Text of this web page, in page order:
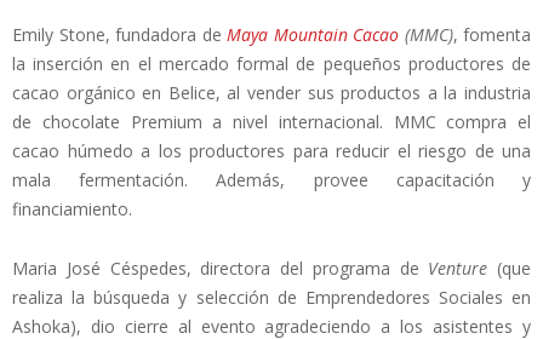
Emily Stone, fundadora de Maya Mountain Cacao (MMC), fomenta
la inserción en el mercado formal de pequeños productores de
cacao orgánico en Belice, al vender sus productos a la industria
de chocolate Premium a nivel internacional. MMC compra el
cacao húmedo a los productores para reducir el riesgo de una
mala fermentación. Además, provee capacitación y
financiamiento.
Maria José Céspedes, directora del programa de Venture (que
realiza la búsqueda y selección de Emprendedores Sociales en
Ashoka), dio cierre al evento agradeciendo a los asistentes y